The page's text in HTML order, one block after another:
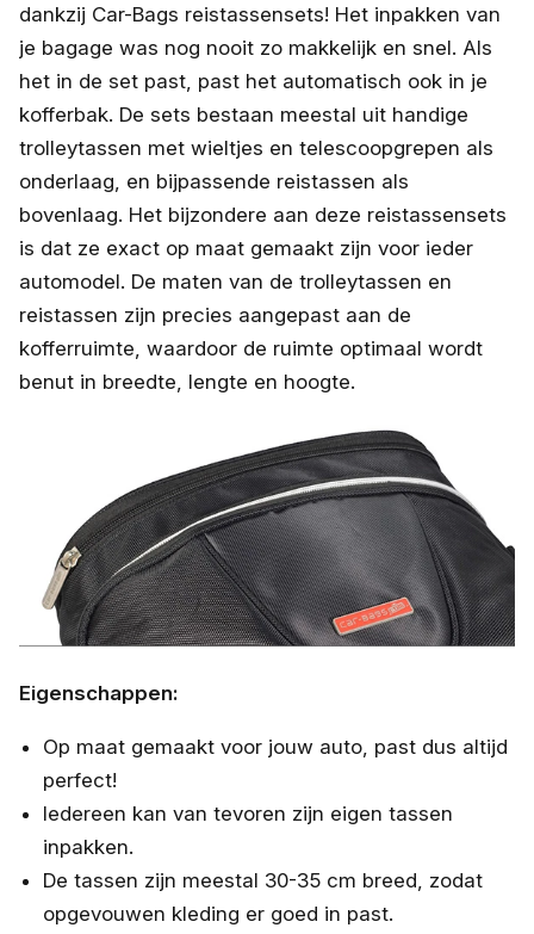
dankzij Car-Bags reistassensets! Het inpakken van
je bagage was nog nooit zo makkelijk en snel. Als
het in de set past, past het automatisch ook in je
kofferbak. De sets bestaan meestal uit handige
trolleytassen met wieltjes en telescoopgrepen als
onderlaag, en bijpassende reistassen als
bovenlaag. Het bijzondere aan deze reistassensets
is dat ze exact op maat gemaakt zijn voor ieder
automodel. De maten van de trolleytassen en
reistassen zijn precies aangepast aan de
kofferruimte, waardoor de ruimte optimaal wordt
benut in breedte, lengte en hoogte.
Eigenschappen:
Op maat gemaakt voor jouw auto, past dus altijd
perfect!
Iedereen kan van tevoren zijn eigen tassen
inpakken.
De tassen zijn meestal 30-35 cm breed, zodat
opgevouwen kleding er goed in past.